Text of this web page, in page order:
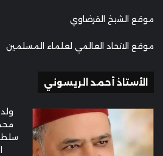
موقع الشيخ القرضاوي
موقع الاتحاد العالمي لعلماء المسلمين
الأستاذ أحمد الريسوني